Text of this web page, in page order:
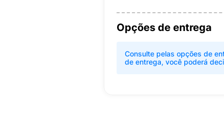
Opções de entrega
Consulte pelas opções de
de entrega, você poderá